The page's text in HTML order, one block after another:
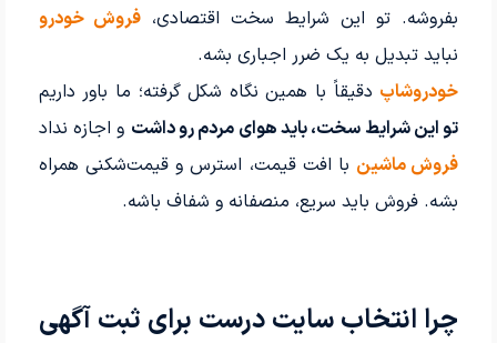
بفروشه. تو این شرایط سخت اقتصادی،فروش خودرو
نباید تبدیل به یک ضرر اجباری بشه.
خودروشاپ دقیقاً با همین نگاه شکل گرفته؛ ما باور داریم
تو این شرایط سخت، باید هوای مردم رو داشت و اجازه نداد
فروش ماشین با افت قیمت، استرس و قیمت‌شکنی همراه
بشه. فروش باید سریع، منصفانه و شفاف باشه.
چرا انتخاب سایت درست برای ثبت آگهی